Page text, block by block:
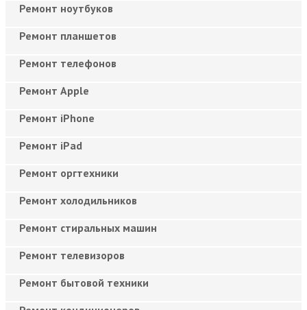
Ремонт ноутбуков
Ремонт планшетов
Ремонт телефонов
Ремонт Apple
Ремонт iPhone
Ремонт iPad
Ремонт оргтехники
Ремонт холодильников
Ремонт стиральных машин
Ремонт телевизоров
Ремонт бытовой техники